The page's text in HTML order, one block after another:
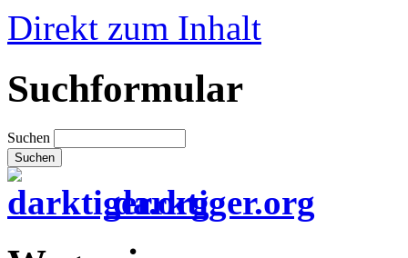
Direkt zum Inhalt
Suchformular
Suchen
darktiger.org